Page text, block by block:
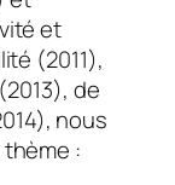
et
(2011),
de
nous
: